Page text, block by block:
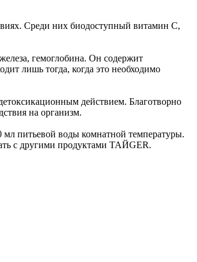
Среди них биодоступный витамин C,
гемоглобина. Он содержит
лишь тогда, когда это необходимо
действием. Благотворно
на организм.
питьевой воды комнатной температуры.
с другими продуктами ТАЙGER.